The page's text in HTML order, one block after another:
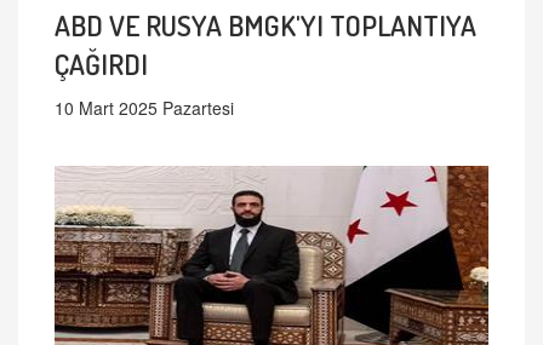
ABD VE RUSYA BMGK'YI TOPLANTIYA
ÇAĞIRDI
10 Mart 2025 Pazartesi